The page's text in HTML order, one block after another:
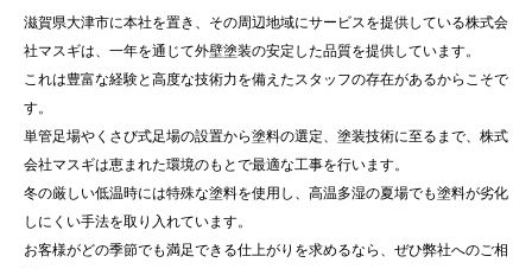
滋賀県大津市に本社を置き、その周辺地域にサービスを提供している株式会
社マスギは、一年を通じて外壁塗装の安定した品質を提供しています。
これは豊富な経験と高度な技術力を備えたスタッフの存在があるからこそで
す。
単管足場やくさび式足場の設置から塗料の選定、塗装技術に至るまで、株式
会社マスギは恵まれた環境のもとで最適な工事を行います。
冬の厳しい低温時には特殊な塗料を使用し、高温多湿の夏場でも塗料が劣化
しにくい手法を取り入れています。
お客様がどの季節でも満足できる仕上がりを求めるなら、ぜひ弊社へのご相